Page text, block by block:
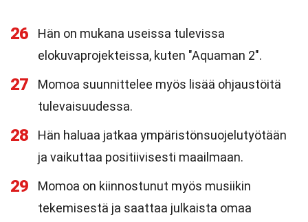
26
Hän on mukana useissa tulevissa
elokuvaprojekteissa, kuten "Aquaman 2".
27
Momoa suunnittelee myös lisää ohjaustöitä
tulevaisuudessa.
28
Hän haluaa jatkaa ympäristönsuojelutyötään
ja vaikuttaa positiivisesti maailmaan.
29
Momoa on kiinnostunut myös musiikin
tekemisestä ja saattaa julkaista omaa